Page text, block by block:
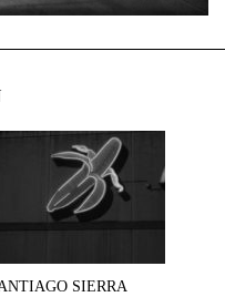
SIERRA